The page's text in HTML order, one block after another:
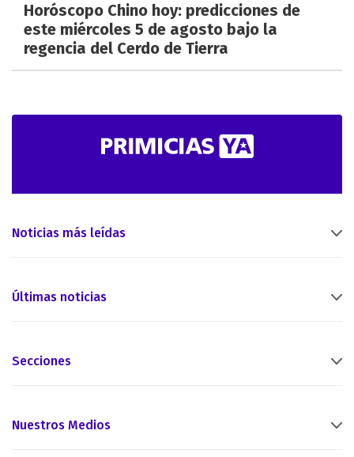
Horóscopo Chino hoy: predicciones de
este miércoles 5 de agosto bajo la
regencia del Cerdo de Tierra
Noticias más leídas
Últimas noticias
Secciones
Nuestros Medios